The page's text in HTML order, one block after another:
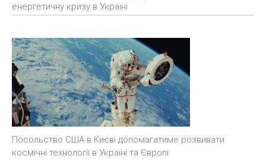
енергетичну кризу в Україні
Посольство США в Києві допомагатиме розвивати
космічні технології в Україні та Європі